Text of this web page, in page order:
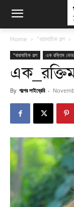
Home "ধারাবাহিক গল্প
"ধারাবাহিক গল্প এক রক্তিম ভোর
By গল্পের লাইব্রেরি -